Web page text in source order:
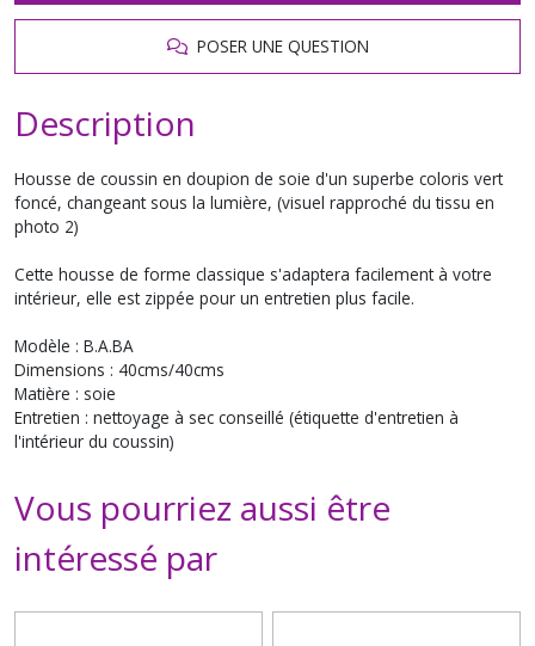
POSER UNE QUESTION
Description
Housse de coussin en doupion de soie d'un superbe coloris vert
foncé, changeant sous la lumière, (visuel rapproché du tissu en
photo 2)
Cette housse de forme classique s'adaptera facilement à votre
intérieur, elle est zippée pour un entretien plus facile.
Modèle : B.A.BA
Dimensions : 40cms/40cms
Matière : soie
Entretien : nettoyage à sec conseillé (étiquette d'entretien à
l'intérieur du coussin)
Vous pourriez aussi être
intéressé par